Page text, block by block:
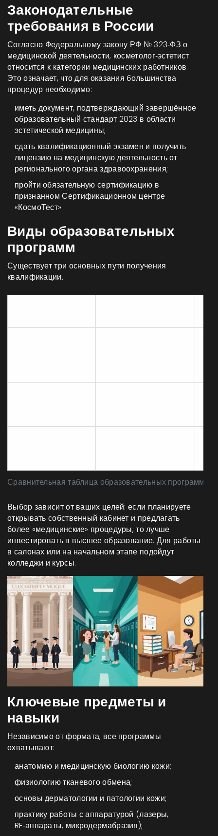
Законодательные
требования в России
Согласно Федеральному закону РФ № 323‑ФЗ о
медицинской деятельности, косметолог‑эстетист
относится к категории медицинских работников.
Это означает, что для оказания большинства
процедур необходимо:
иметь документ, подтверждающий завершённое
образовательный стандарт 2023 в области
эстетической медицины;
сдать квалификационный экзамен и получить
лицензию на медицинскую деятельностьот
регионального органа здравоохранения;
пройти обязательнуюсертификацию в
признанномСертификационном центре
«КосмоТест».
Виды образовательных
программ
Существует три основных пути получения
квалификации.
Сравнительная таблица образовательных программ
Выбор зависит от ваших целей: если планируете
открывать собственный кабинет и предлагать
более «медицинские» процедуры, то лучше
инвестировать в высшее образование. Для работы
в салонах или на начальном этапе подойдут
колледжи и курсы.
Ключевые предметы и
навыки
Независимо от формата, все программы
охватывают:
анатомию и медицинскую биологию кожи;
физиологию тканевого обмена;
основы дерматологии и патологии кожи;
практику работы с аппаратурой (лазеры,
RF‑аппараты, микродермабразия);